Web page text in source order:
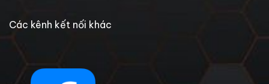
Các kênh kết nối khác